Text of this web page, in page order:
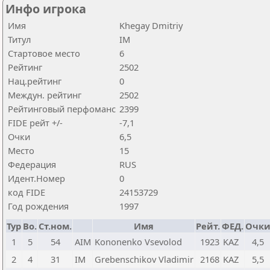
Инфо игрока
Имя
Khegay Dmitriy
Титул
IM
Стартовое место
6
Рейтинг
2502
Нац.рейтинг
0
Междун. рейтинг
2502
Рейтинговый перфоманс 2399
FIDE рейт +/-
-7,1
Очки
6,5
Место
15
Федерация
RUS
Идент.Номер
0
код FIDE
24153729
Год рождения
1997
Тур Bo. Ст.ном. Имя Рейт.ФЕД. Очки
1
5 54 AIM Kononenko Vsevolod 1923 KAZ
4,5
2
4 31 IM Grebenschikov Vladimir 2168 KAZ
5,5